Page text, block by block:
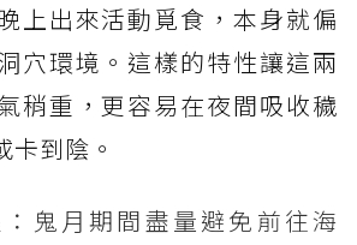
上出來活動覓食，本身就偏
穴環境。這樣的特性讓這兩
稍重，更容易在夜間吸收穢
卡到陰。
鬼月期間盡量避免前往海